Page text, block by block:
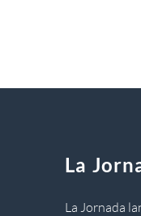
La
La Jornada